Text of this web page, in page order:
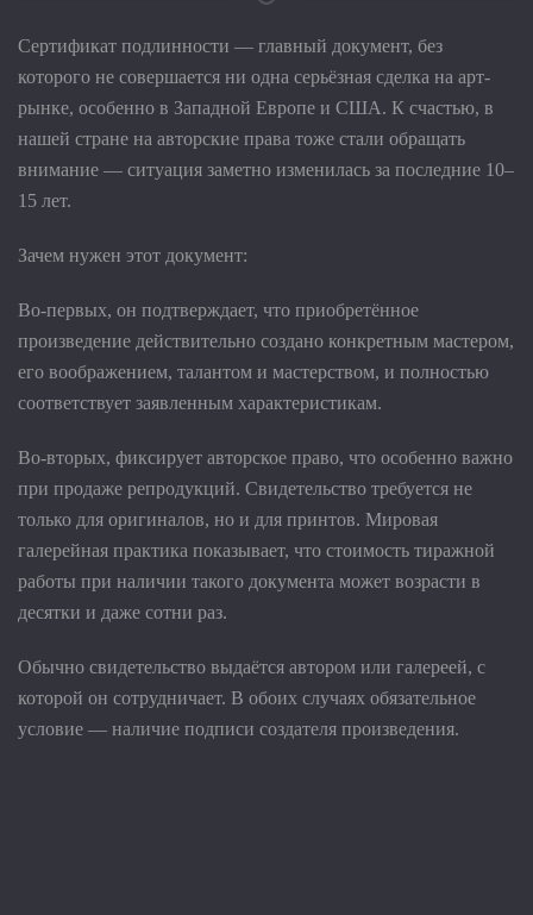
Сертификат подлинности — главный документ, без
которого не совершается ни одна серьёзная сделка на арт-
рынке, особенно в Западной Европе и США. К счастью, в
нашей стране на авторские права тоже стали обращать
внимание — ситуация заметно изменилась за последние 10–
15 лет.
Зачем нужен этот документ:
Во-первых, он подтверждает, что приобретённое
произведение действительно создано конкретным мастером,
его воображением, талантом и мастерством, и полностью
соответствует заявленным характеристикам.
Во-вторых, фиксирует авторское право, что особенно важно
при продаже репродукций. Свидетельство требуется не
только для оригиналов, но и для принтов. Мировая
галерейная практика показывает, что стоимость тиражной
работы при наличии такого документа может возрасти в
десятки и даже сотни раз.
Обычно свидетельство выдаётся автором или галереей, с
которой он сотрудничает. В обоих случаях обязательное
условие — наличие подписи создателя произведения.